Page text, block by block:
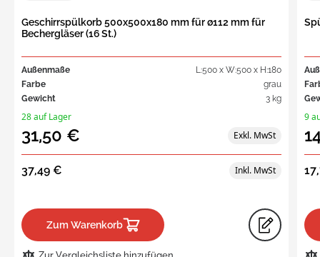
Geschirrspülkorb 500x500x180 mm für ø112 mm für
Bechergläser (16 St.)
Außenmaße
L:500 x W:500 x H:180
Farbe
grau
Gewicht
3 kg
28 auf Lager
31,50 €
37,49 €
Zum Warenkorb
9